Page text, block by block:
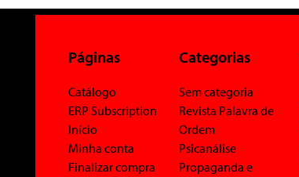
Páginas
Catálogo
ERP Subscription
Início
Minha conta
Finalizar compra
Categorias
Sem categoria
Revista Palavra de
Ordem
Psicanálise
Propaganda e